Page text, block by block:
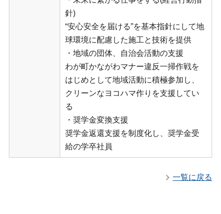
針)
“安心安全を届ける”を基本指針にして地
球環境に配慮した施工と技術を提供
・地域の団体、自治会活動の支援
わが町かながわマナー違反一掃作戦を
はじめとして地域活動に積極参加し、
クリーンなヨコハマ作りを支援してい
る
・奨学金変換支援
奨学金返還支援を制度化し、奨学金受
給の学卒社員
一覧に戻る